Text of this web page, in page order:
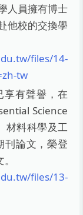
人員擁有博士
他校的交換學
files/14-
tw
享有聲譽，在
Science
材料科學及工
刊論文，榮登
files/13-